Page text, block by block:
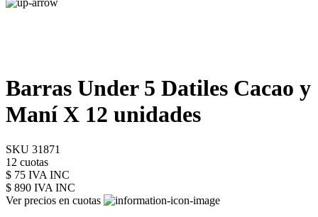
Barras Under 5 Datiles Cacao y
Maní X 12 unidades
SKU 31871
12 cuotas
$ 75 IVA INC
$ 890 IVA INC
Ver precios en cuotas